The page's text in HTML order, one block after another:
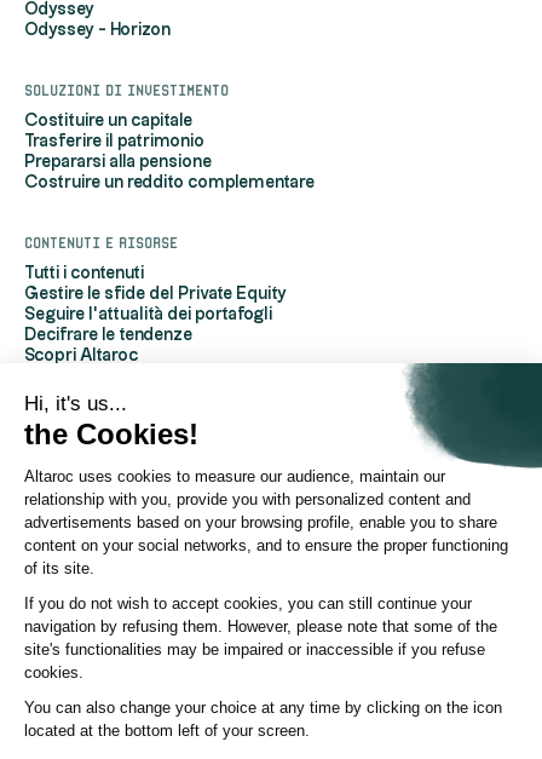
Hi, it's us...
the Cookies!
Altaroc uses cookies to measure our audience, maintain our
relationship with you, provide you with personalized content and
advertisements based on your browsing profile, enable you to share
content on your social networks, and to ensure the proper functioning
of its site.
If you do not wish to accept cookies, you can still continue your
navigation by refusing them. However, please note that some of the
site's functionalities may be impaired or inaccessible if you refuse
cookies.
You can also change your choice at any time by clicking on the icon
located at the bottom left of your screen.
Odyssey
Odyssey - Horizon
Soluzioni di investimento
Costituire un capitale
Trasferire il patrimonio
Prepararsi alla pensione
Costruire un reddito complementare
Contenuti e risorse
Tutti i contenuti
Gestire le sfide del Private Equity
Seguire l'attualità dei portafogli
Decifrare le tendenze
Scopri Altaroc
Domande frequenti
Glossario
A proposito di Altaroc
Chi siamo
Per contattarci
Area dedicata ai partner
Relazioni con gli investitori
Politica ESG
Canale YouTube
Pagina Linkedin
© Altaroc 2021 -2026